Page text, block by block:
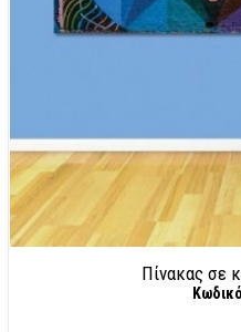
Πίνακας σε